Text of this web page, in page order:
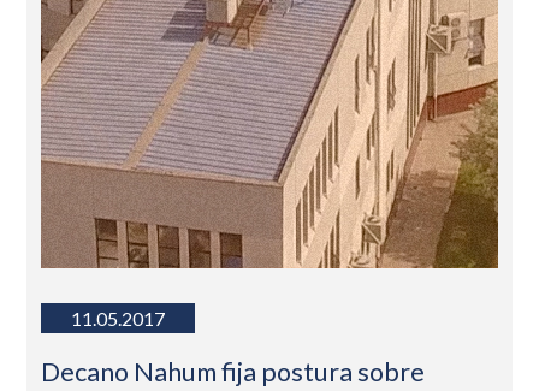
11.05.2017
Decano Nahum fija postura sobre